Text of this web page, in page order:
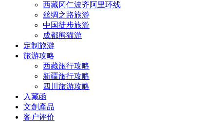
西藏冈仁波齐阿里环线
丝绸之路旅游
中国徒步旅游
成都熊猫游
定制旅游
旅游攻略
西藏旅行攻略
新疆旅行攻略
四川旅游攻略
入藏函
文創產品
客户评价